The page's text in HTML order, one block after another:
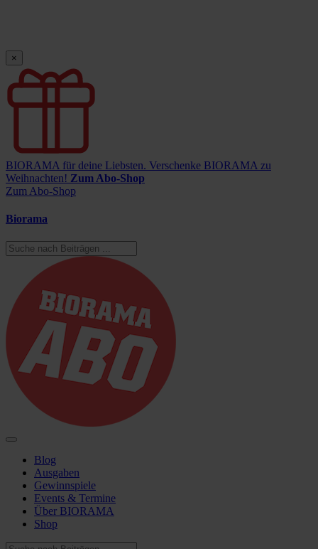
×
BIORAMA für deine Liebsten. Verschenke BIORAMA zu
Weihnachten! Zum Abo-Shop
Zum Abo-Shop
Biorama
Blog
Ausgaben
Gewinnspiele
Events & Termine
Über BIORAMA
Shop